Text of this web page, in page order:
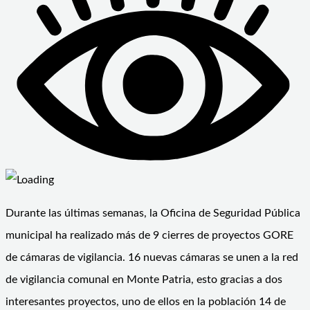
Durante las últimas semanas, la Oficina de Seguridad Pública
municipal ha realizado más de 9 cierres de proyectos GORE
de cámaras de vigilancia. 16 nuevas cámaras se unen a la red
de vigilancia comunal en Monte Patria, esto gracias a dos
interesantes proyectos, uno de ellos en la población 14 de